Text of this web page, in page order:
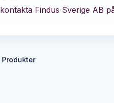
Findus Sverige AB